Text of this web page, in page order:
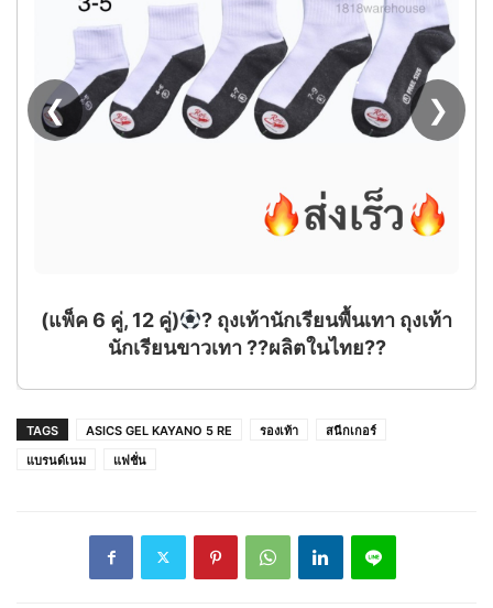
❮ ❯
TAGS ASICS GEL KAYANO 5 RE รองเท้า
สนีกเกอร์
แบรนด์เนม
แฟชั่น